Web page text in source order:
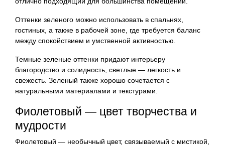
Оттенки зеленого можно использовать в спальнях,
гостиных, а также в рабочей зоне, где требуется баланс
между спокойствием и умственной активностью.
Темные зеленые оттенки придают интерьеру
благородство и солидность, светлые — легкость и
свежесть. Зеленый также хорошо сочетается с
натуральными материалами и текстурами.
Фиолетовый — цвет творчества и
мудрости
Фиолетовый — необычный цвет, связываемый с мистикой,